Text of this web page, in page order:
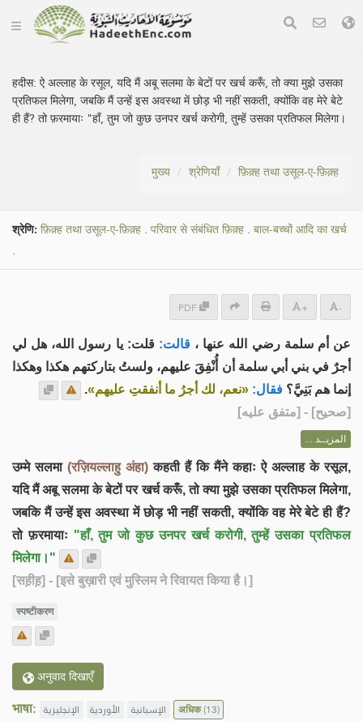
हदीस:ऐ अल्लाह के रसूल, यदि मैं अबू सलमा के बेटों पर खर्च करूँ, तो क्या मुझे उसका
प्रतिफल मिलेगा, जबकि मैं उन्हें इस अवस्था में छोड़ भी नहीं सकती, क्योंकि वह मेरे बेटे
ही हैं? तो फ़रमायाः "हाँ, तुम जो कुछ उनपर खर्च करोगी, तुम्हें उसका प्रतिफल मिलेगा।
मुख्य श्रेणियाँ फ़िक़्ह तथा उसूल-ए-फ़िक़्ह
श्रेणि: फ़िक़्ह तथा उसूल-ए-फ़िक़्ह . परिवार से संबंधित फ़िक़्ह . बाल-बच्चों आदि का खर्च
.
PDF + -
عن أم سلمة رضي الله عنها ، قالت: قلت: يا رسول الله، هل لي
أجرٌ في بني أبي سلمة أن أُنْفِقَ عليهم، ولستُ بتاركتهم هكذا وهكذا
إنما هم بَنِيَّ؟ فقال: «نعم، لك أجرُ ما أنفقتِ عليهم».
[صحيح] - [متفق عليه]
المزيــد ...
उम्मे सलमा (रज़ियल्लाहु अंहा) कहती हैं कि मैंने कहाः ऐ अल्लाह के रसूल,
यदि मैं अबू सलमा के बेटों पर खर्च करूँ, तो क्या मुझे उसका प्रतिफल मिलेगा,
जबकि मैं उन्हें इस अवस्था में छोड़ भी नहीं सकती, क्योंकि वह मेरे बेटे ही हैं?
तो फ़रमायाः "हाँ, तुम जो कुछ उनपर खर्च करोगी, तुम्हें उसका प्रतिफल
मिलेगा।"
[सह़ीह़] - [इसे बुख़ारी एवं मुस्लिम ने रिवायत किया है।]
स्पष्टीकरण
अनुवाद दिखाएँ
भाषा: الإنجليزية الأوردية الإسبانية अधिक(13)